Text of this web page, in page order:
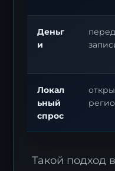
Деньг
и
Локал
ьный
спрос
Такой подход